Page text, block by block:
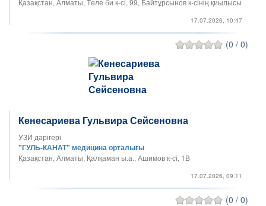
Қазақстан, Алматы, Төле би к-сі, 99, Байтұрсынов к-сінің қиылысы
17.07.2026, 10:47
(0 / 0)
Кенесариева Гульвира Сейсеновна
УЗИ дәрігері
"ГУЛЬ-КАНАТ" медицина орталығы
Қазақстан, Алматы, Қалқаман ы.а., Ашимов к-сі, 1В
17.07.2026, 09:11
(0 / 0)